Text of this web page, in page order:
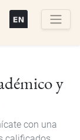
y
con una